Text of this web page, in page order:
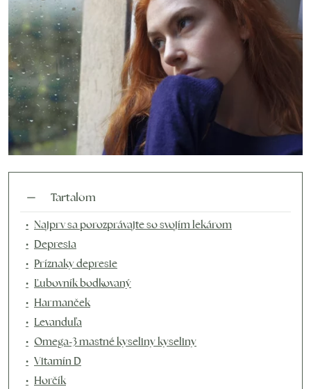
Tartalom
Najprv sa porozprávajte so svojím lekárom
Depresia
Príznaky depresie
Ľubovník bodkovaný
Harmanček
Levanduľa
Omega-3 mastné kyseliny kyseliny
Vitamín D
Horčík